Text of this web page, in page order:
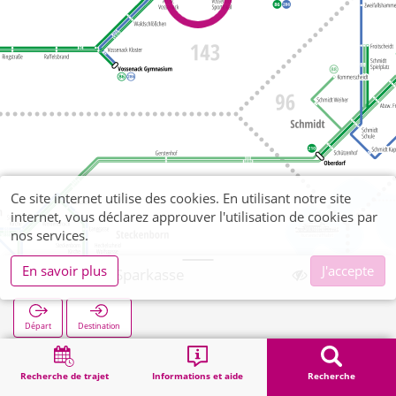
Recherche de trajet Informations et aide Recherche
Vossenack Sparkasse
Départ Destination
Démarrage Recherche Vossenack Sparkasse
Ce site internet utilise des cookies. En utilisant notre site
internet, vous déclarez approuver l'utilisation de cookies par
nos services.
En savoir plus
J'accepte